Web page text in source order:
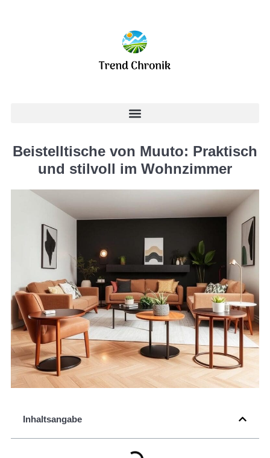
Beistelltische von Muuto: Praktisch
und stilvoll im Wohnzimmer
Inhaltsangabe